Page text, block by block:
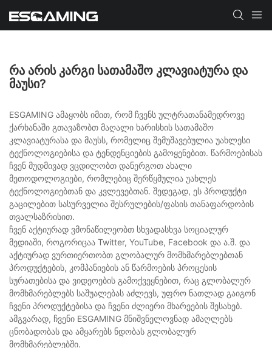
ᲠᲐ ᲐᲠᲘᲡ ᲙᲐᲠᲒᲘ ᲡᲐᲗᲐᲛᲐᲨᲝ ᲙᲚᲐᲕᲘᲐᲢᲣᲠᲐ ᲓᲐ
ᲛᲐᲣᲡᲘ?
ESGAMING ამაყობს იმით, რომ ჩვენს ულტრათანამედროვე
ქარხანაში გთავაზობთ მაღალი ხარისხის სათამაშო
კლავიატურასა და მაუსს, რომელიც შემუშავებულია უახლესი
ტექნოლოგიებისა და ტენდენციების გამოყენებით. წარმოებისას
ჩვენ მუდმივად ვცდილობთ დანერგოთ ახალი
მეთოდოლოგიები, რომლებიც შერწყმულია უახლეს
ტექნოლოგიებთან და კვლევებთან. შედეგად, ეს პროდუქტი
გაცილებით სასურველია შესრულების/ფასის თანაფარდობის
თვალსაზრისით.
ჩვენ აქტიურად ვმონაწილეობთ სხვადასხვა სოციალურ
მედიაში, როგორიცაა Twitter, YouTube, Facebook და ა.შ. და
აქტიურად ვურთიერთობთ გლობალურ მომხმარებლებთან
პროდუქტების, კომპანიების ან წარმოების პროცესის
სურათებისა და ვიდეოების გამოქვეყნებით, რაც გლობალურ
მომხმარებლებს საშუალებას აძლევს, უფრო ნათლად გაიგონ
ჩვენი პროდუქტებისა და ჩვენი ძლიერი მხარეების შესახებ.
ამგვარად, ჩვენი ESGAMING მნიშვნელოვნად ამაღლებს
ცნობადობას და ამყარებს ნდობას გლობალურ
მომხმარებლებში.